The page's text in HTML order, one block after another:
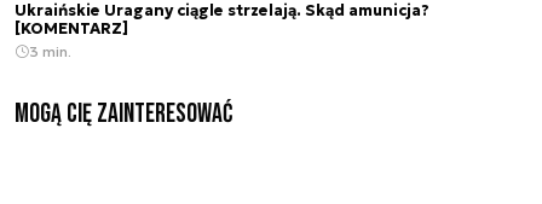
Ukraińskie Uragany ciągle strzelają. Skąd amunicja?
[KOMENTARZ]
3 min.
Mogą Cię zainteresować